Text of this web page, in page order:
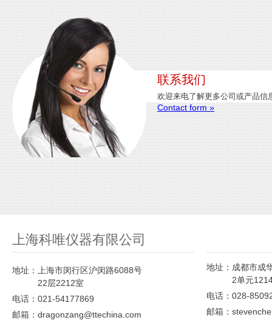
联系我们
欢迎来电了解更多公司或产品信
Contact form »
上海科唯仪器有限公司
地址：
上海市闵行区沪闵路6088号
22层2212室
电话：021-54177869
邮箱：dragonzang@ttechina.com
地址： 成都市成
2单元
电话：028-
邮箱：